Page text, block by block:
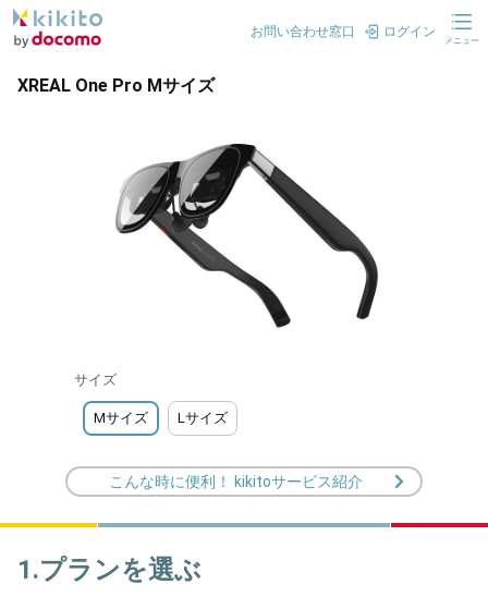
お問い合わせ窓口 ログイン
メニュー
XREAL One Pro Mサイズ
サイズ
Mサイズ Lサイズ
こんな時に便利！ kikitoサービス紹介
1.プランを選ぶ